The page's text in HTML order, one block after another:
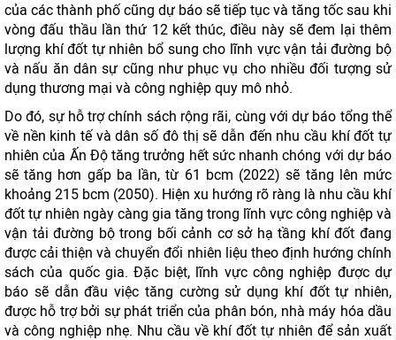
của các thành phố cũng dự báo ​​sẽ tiếp tục và tăng tốc sau khi
vòng đấu thầu lần thứ 12 kết thúc, điều này sẽ đem lại thêm
lượng khí đốt tự nhiên bổ sung cho lĩnh vực vận tải đường bộ
và nấu ăn dân sự cũng như phục vụ cho nhiều đối tượng sử
dụng thương mại và công nghiệp quy mô nhỏ.
Do đó, sự hỗ trợ chính sách rộng rãi, cùng với dự báo tổng thể
về nền kinh tế và dân số đô thị sẽ dẫn đến nhu cầu khí đốt tự
nhiên của Ấn Độ tăng trưởng hết sức nhanh chóng với dự báo
sẽ tăng hơn gấp ba lần, từ 61 bcm (2022) sẽ tăng lên mức
khoảng 215 bcm (2050). Hiện xu hướng rõ ràng là nhu cầu khí
đốt tự nhiên ngày càng gia tăng trong lĩnh vực công nghiệp và
vận tải đường bộ trong bối cảnh cơ sở hạ tầng khí đốt đang
được cải thiện và chuyển đổi nhiên liệu theo định hướng chính
sách của quốc gia. Đặc biệt, lĩnh vực công nghiệp được dự
báo ​​sẽ dẫn đầu việc tăng cường sử dụng khí đốt tự nhiên,
được hỗ trợ bởi sự phát triển của phân bón, nhà máy hóa dầu
và công nghiệp nhẹ. Nhu cầu về khí đốt tự nhiên để sản xuất